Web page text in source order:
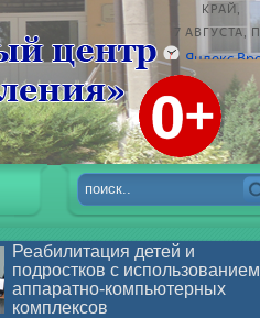
Реабилитация детей и
подростков с использованием
аппаратно-компьютерных
комплексов